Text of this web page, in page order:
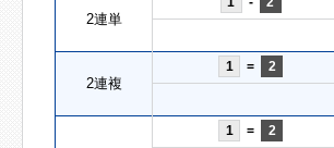
2連単
2連複
1 = 2
1 = 2